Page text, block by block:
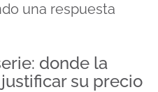
una respuesta
donde la
su precio